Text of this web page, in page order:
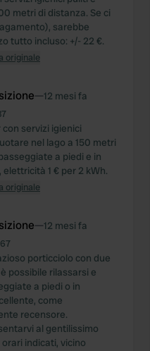
metri di distanza. Se ci
sarebbe
tutto incluso: +/- 22 €.
originale
—12 mesi fa
servizi igienici
nel lago a 150 metri
a piedi e in
elettricità 1 € per 2 kWh.
originale
—12 mesi fa
porticciolo con due
possibile rilassarsi e
a piedi o in
come
recensore.
al gentilissimo
indicati, vicino